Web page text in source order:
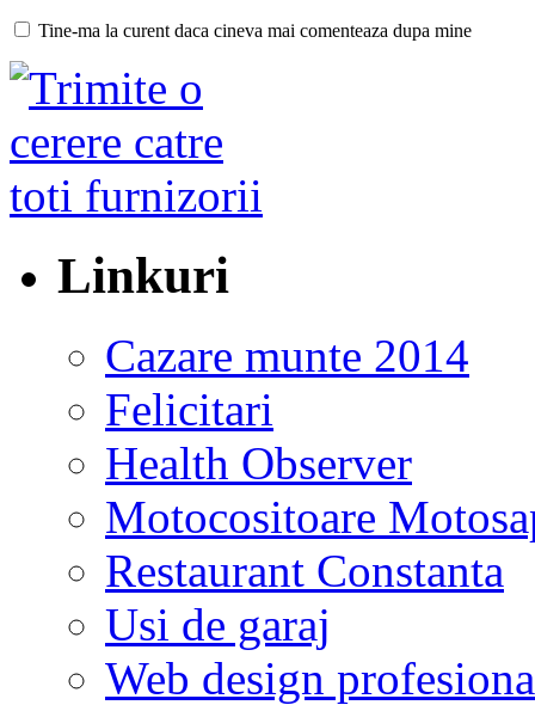
Tine-ma la curent daca cineva mai comenteaza dupa mine
Linkuri
Cazare munte 2014
Felicitari
Health Observer
Motocositoare
Restaurant Constanta
Usi de garaj
Web design